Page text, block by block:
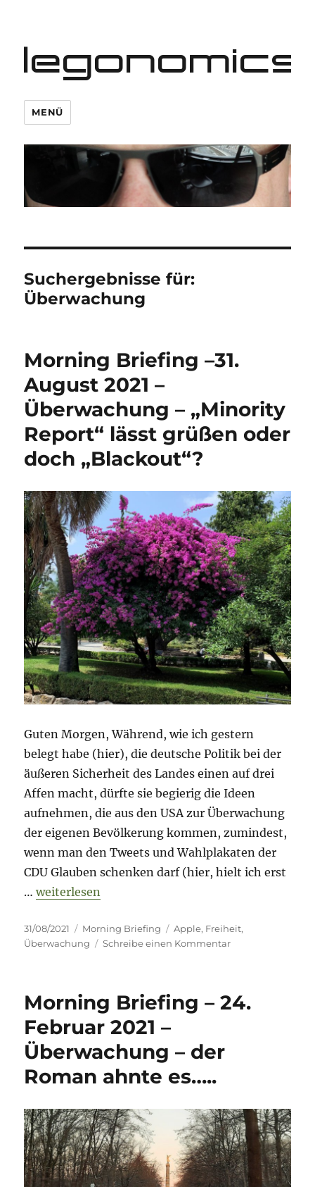
legonomics
MENÜ
Suchergebnisse für:
Überwachung
Morning Briefing –31.
August 2021 –
Überwachung – „Minority
Report“ lässt grüßen oder
doch „Blackout“?
Guten Morgen, Während, wie ich gestern
belegt habe (hier), die deutsche Politik bei der
äußeren Sicherheit des Landes einen auf drei
Affen macht, dürfte sie begierig die Ideen
aufnehmen, die aus den USA zur Überwachung
der eigenen Bevölkerung kommen, zumindest,
wenn man den Tweets und Wahlplakaten der
CDU Glauben schenken darf (hier, hielt ich erst
…„Morning Briefing –31. August 2021 –
weiterlesen
Veröffentlicht
am
31/08/2021 Kategorien
Morning Briefing Schlagwörter
Apple, Freiheit,
Überwachung
Schreibe einen Kommentarzu
31.
lässt
grüßen
oder
doch
„Blackout“?
Morning Briefing – 24.
Februar 2021 –
Überwachung – der
Roman ahnte es…..